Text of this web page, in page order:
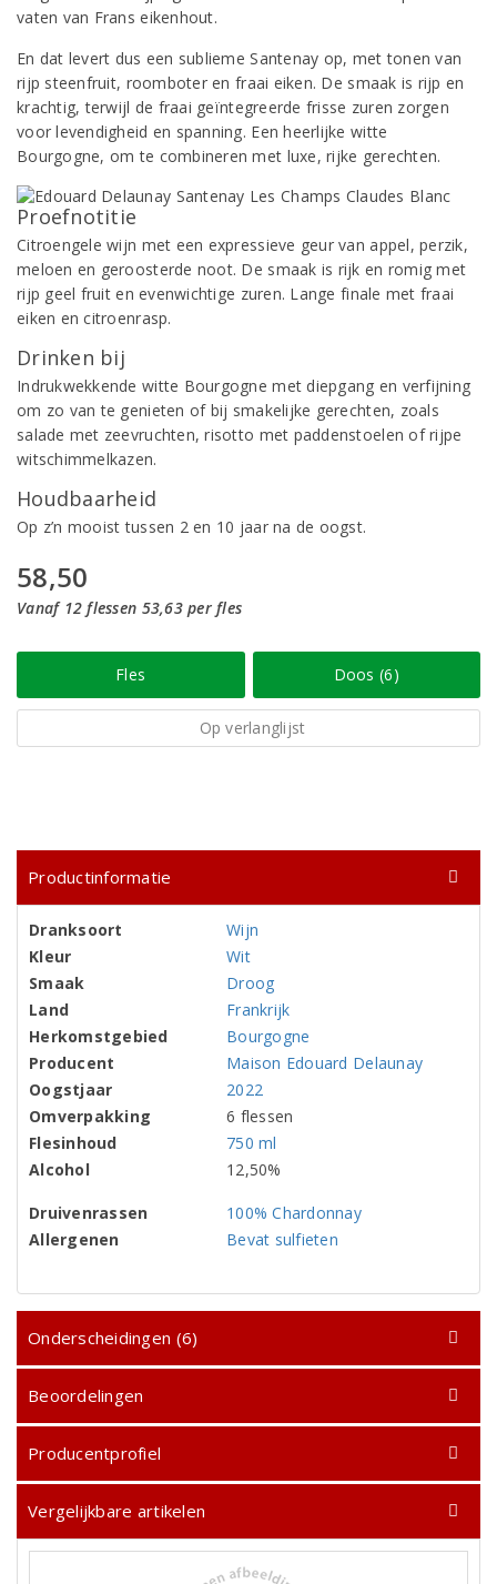
vaten van Frans eikenhout.
En dat levert dus een sublieme Santenay op, met tonen van
rijp steenfruit, roomboter en fraai eiken. De smaak is rijp en
krachtig, terwijl de fraai geïntegreerde frisse zuren zorgen
voor levendigheid en spanning. Een heerlijke witte
Bourgogne, om te combineren met luxe, rijke gerechten.
Proefnotitie
Citroengele wijn met een expressieve geur van appel, perzik,
meloen en geroosterde noot. De smaak is rijk en romig met
rijp geel fruit en evenwichtige zuren. Lange finale met fraai
eiken en citroenrasp.
Drinken bij
Indrukwekkende witte Bourgogne met diepgang en verfijning
om zo van te genieten of bij smakelijke gerechten, zoals
salade met zeevruchten, risotto met paddenstoelen of rijpe
witschimmelkazen.
Houdbaarheid
Op z’n mooist tussen 2 en 10 jaar na de oogst.
58,50
Vanaf 12 flessen 53,63 per fles
Fles Doos (6)
Op verlanglijst
Productinformatie
Dranksoort
Wijn
Kleur
Wit
Smaak
Droog
Land
Frankrijk
Herkomstgebied
Bourgogne
Producent
Maison Edouard Delaunay
Oogstjaar
2022
Omverpakking
6 flessen
Flesinhoud
750 ml
Alcohol
12,50%
Druivenrassen
100% Chardonnay
Allergenen
Bevat sulfieten
Onderscheidingen (6)
Beoordelingen
Producentprofiel
Vergelijkbare artikelen